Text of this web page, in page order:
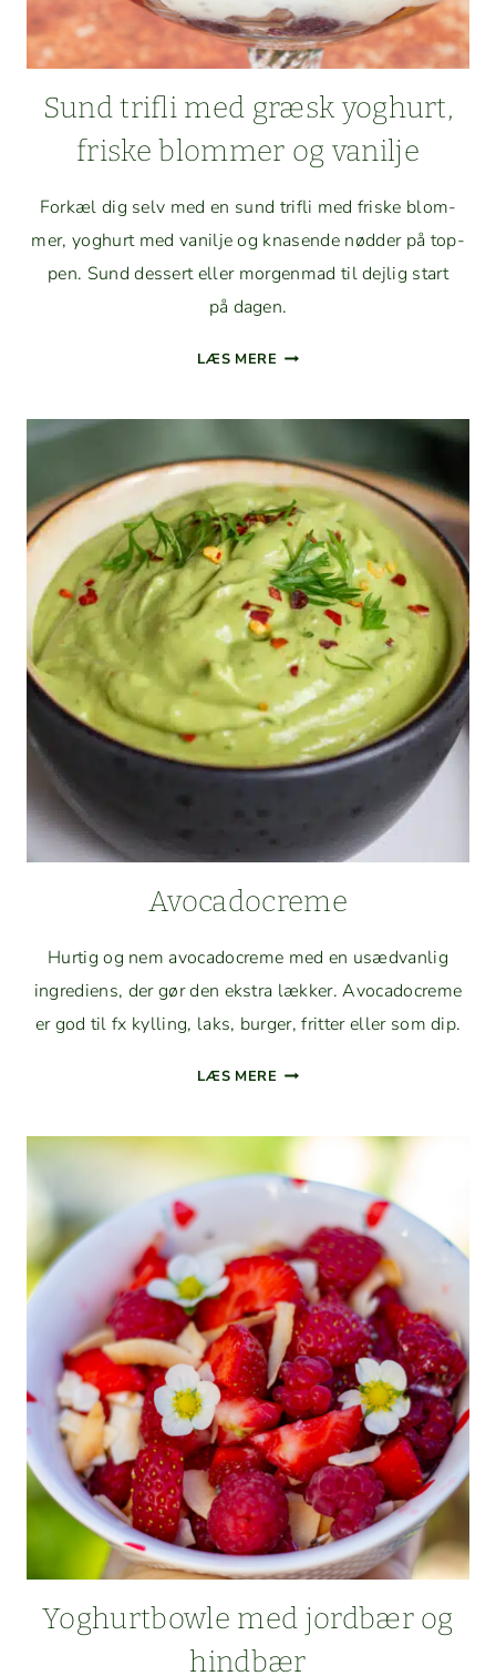
Sund tri­fli med græsk yoghurt,
friske blom­mer og vanilje
Forkæl dig selv med en sund tri­fli med friske blom­
mer, yoghurt med vanil­je og knasende nød­der på top­
pen. Sund dessert eller mor­gen­mad til dejlig start
på dagen.
LÆS MERE SUND
GRÆSK
YOGHURT,
FRISKE
BLOM­
MER
OG
VANILJE
Avo­cadocreme
Hur­tig og nem avo­cadocreme med en usæd­van­lig
ingre­di­ens, der gør den ekstra lækker. Avo­cadocreme
er god til fx kylling, laks, burg­er, frit­ter eller som dip.
LÆS MERE AVO­
Yoghurt­bowle med jord­bær og
hindbær